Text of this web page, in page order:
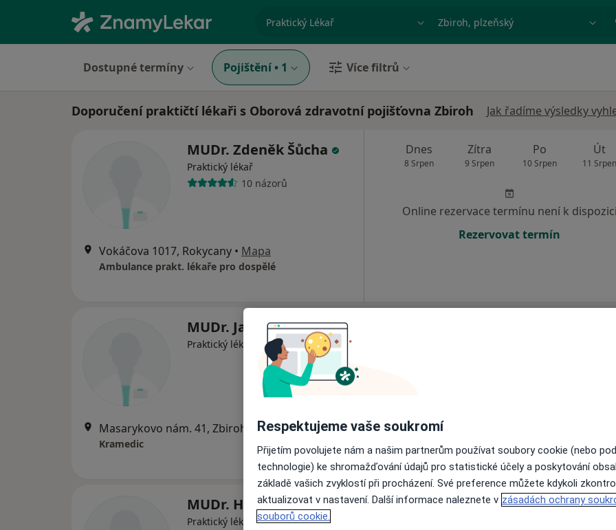
specializace, nemoc nebo příjmení Město nebo region
Dostupné termíny Pojištění • 1 Více filtrů
Doporučení praktičtí lékaři s Oborová zdravotní pojišťovna Zbiroh Jak řadíme výsledky
MUDr. Zdeněk Šůcha
Praktický lékař
10 názorů
Vokáčova 1017, Rokycany • Mapa
Ambulance prakt. lékaře pro dospělé
Dnes
8 Srpen
Zítra
9 Srpen
Po
10 Srpen
Út
11 Srpen
Online rezervace termínu není k dispozici
Rezervovat termín
MUDr. Jana Králová
Praktický lékař
Masarykovo nám. 41, Zbiroh, Zbiroh• Mapa
Kramedic
MUDr. Hana Blažková
Praktický lékař
Dnes Zítra Po Út
Respektujeme vaše soukromí
Přijetím povolujete nám a našim partnerům používat soubory cookie (nebo
technologie) ke shromažďování údajů pro statistické účely a poskytování
základě vašich zvyklostí při procházení. Své preference můžete kdykoli
aktualizovat v nastavení. Další informace naleznete v zásadách ochrany
souborů cookie.